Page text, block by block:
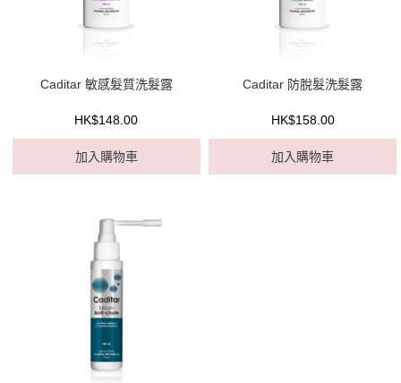
Caditar 敏感髮質洗髮露
HK$148.00
加入購物車
Caditar 防脫髮洗髮露
HK$158.00
加入購物車